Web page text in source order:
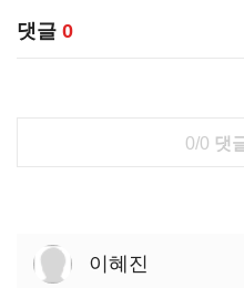
댓글 0
0/0 댓
이혜진